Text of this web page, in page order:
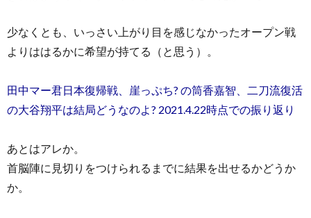
少なくとも、いっさい上がり目を感じなかったオープン戦
よりははるかに希望が持てる（と思う）。
田中マー君日本復帰戦、崖っぷち? の筒香嘉智、二刀流復活
の大谷翔平は結局どうなのよ? 2021.4.22時点での振り返り
あとはアレか。
首脳陣に見切りをつけられるまでに結果を出せるかどうか
か。